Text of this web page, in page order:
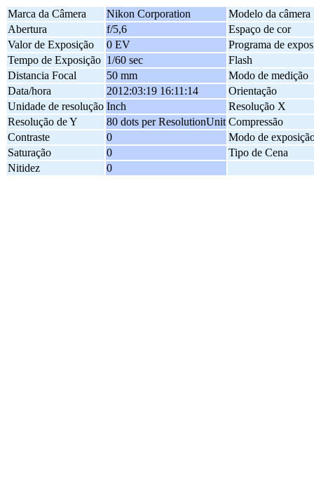
Marca da Câmera Nikon Corporation
Modelo da câmera
Abertura
f/5,6
Espaço de cor
Valor de Exposição
0 EV
Programa de
Tempo de Exposição 1/60 sec
Flash
Distancia Focal
50 mm
Modo de medição
Data/hora
2012:03:19 16:11:14
Orientação
Unidade de resolução Inch
Resolução X
Resolução de Y
80 dots per ResolutionUnit Compressão
Contraste
0
Modo de
Saturação
0
Tipo de Cena
Nitidez
0